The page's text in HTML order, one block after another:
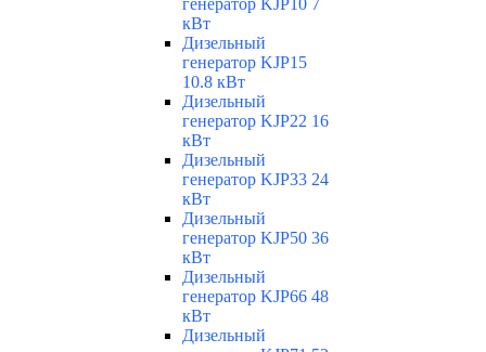
генератор KJP10 7
кВт
Дизельный
генератор KJP15
10.8 кВт
Дизельный
генератор KJP22 16
кВт
Дизельный
генератор KJP33 24
кВт
Дизельный
генератор KJP50 36
кВт
Дизельный
генератор KJP66 48
кВт
Дизельный